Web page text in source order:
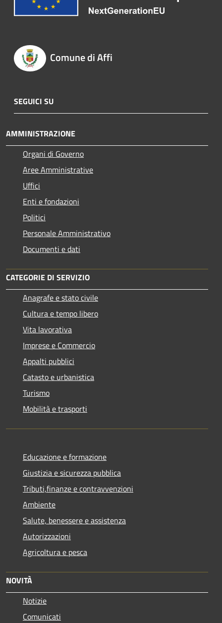
Comune di Affi
SEGUICI SU
AMMINISTRAZIONE
Organi di Governo
Aree Amministrative
Uffici
Enti e fondazioni
Politici
Personale Amministrativo
Documenti e dati
CATEGORIE DI SERVIZIO
Anagrafe e stato civile
Cultura e tempo libero
Vita lavorativa
Imprese e Commercio
Appalti pubblici
Catasto e urbanistica
Turismo
Mobilità e trasporti
Educazione e formazione
Giustizia e sicurezza pubblica
Tributi,finanze e contravvenzioni
Ambiente
Salute, benessere e assistenza
Autorizzazioni
Agricoltura e pesca
NOVITÀ
Notizie
Comunicati